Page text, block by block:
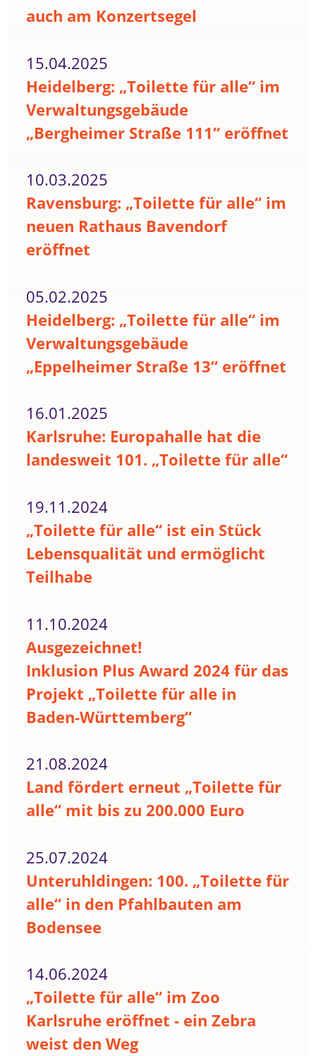
auch am Konzertsegel
15.04.2025
Heidelberg: „Toilette für alle“ im
Verwaltungsgebäude
„Bergheimer Straße 111“ eröffnet
10.03.2025
Ravensburg: „Toilette für alle“ im
neuen Rathaus Bavendorf
eröffnet
05.02.2025
Heidelberg: „Toilette für alle“ im
Verwaltungsgebäude
„Eppelheimer Straße 13“ eröffnet
16.01.2025
Karlsruhe: Europahalle hat die
landesweit 101. „Toilette für alle“
19.11.2024
„Toilette für alle“ ist ein Stück
Lebensqualität und ermöglicht
Teilhabe
11.10.2024
Ausgezeichnet!
Inklusion Plus Award 2024 für das
Projekt „Toilette für alle in
Baden-Württemberg“
21.08.2024
Land fördert erneut „Toilette für
alle“ mit bis zu 200.000 Euro
25.07.2024
Unteruhldingen: 100. „Toilette für
alle“ in den Pfahlbauten am
Bodensee
14.06.2024
„Toilette für alle“ im Zoo
Karlsruhe eröffnet - ein Zebra
weist den Weg